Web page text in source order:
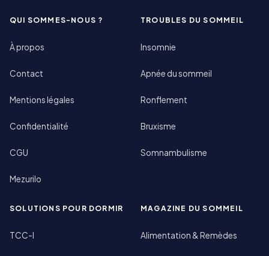
QUI SOMMES-NOUS ?
À propos
Contact
Mentions légales
Confidentialité
CGU
Mezurilo
TROUBLES DU SOMMEIL
Insomnie
Apnée du sommeil
Ronflement
Bruxisme
Somnambulisme
SOLUTIONS POUR DORMIR
TCC-I
MAGAZINE DU SOMMEIL
Alimentation & Remèdes